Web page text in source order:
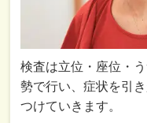
検査は立位・座位・
勢で行い、症状を引
つけていきます。